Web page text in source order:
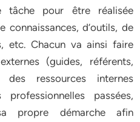
tâche pour être réalisée
connaissances, d’outils, de
etc. Chacun va ainsi faire
(guides, référents,
ressources internes
professionnelles passées,
propre démarche afin